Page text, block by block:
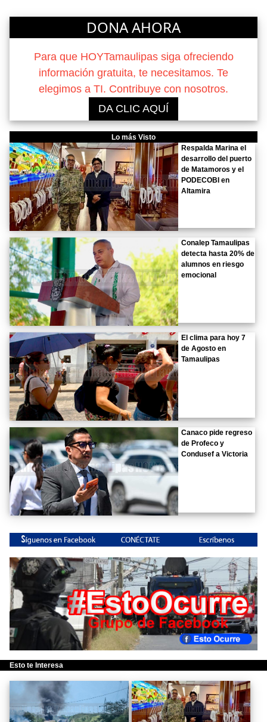
DONA AHORA
Para que HOYTamaulipas siga ofreciendo
información gratuita, te necesitamos. Te
elegimos a TI. Contribuye con nosotros.
DA CLIC AQUÍ
Lo más Visto
Respalda Marina el
desarrollo del puerto
de Matamoros y el
PODECOBI en
Altamira
Conalep Tamaulipas
detecta hasta 20% de
alumnos en riesgo
emocional
El clima para hoy 7
de Agosto en
Tamaulipas
Canaco pide regreso
de Profeco y
Condusef a Victoria
Esto te Interesa